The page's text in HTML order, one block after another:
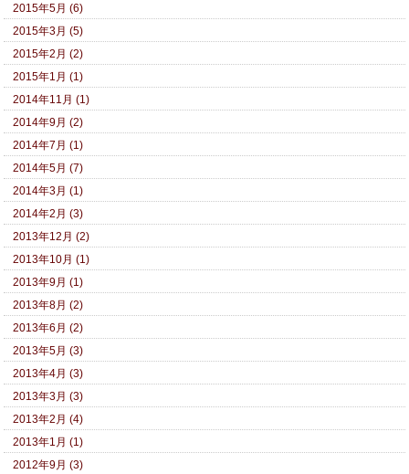
2015年5月 (6)
2015年3月 (5)
2015年2月 (2)
2015年1月 (1)
2014年11月 (1)
2014年9月 (2)
2014年7月 (1)
2014年5月 (7)
2014年3月 (1)
2014年2月 (3)
2013年12月 (2)
2013年10月 (1)
2013年9月 (1)
2013年8月 (2)
2013年6月 (2)
2013年5月 (3)
2013年4月 (3)
2013年3月 (3)
2013年2月 (4)
2013年1月 (1)
2012年9月 (3)